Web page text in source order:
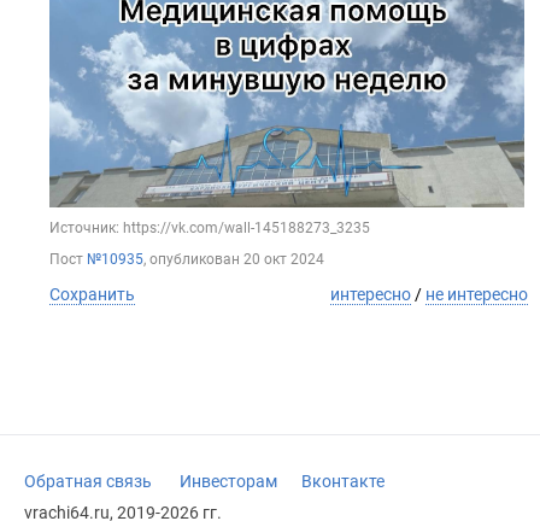
Источник: https://vk.com/wall-145188273_3235
Пост №10935, опубликован 20 окт 2024
Сохранить интересно / не интересно
Обратная связь Инвесторам
Вконтакте
vrachi64.ru, 2019-2026 гг.